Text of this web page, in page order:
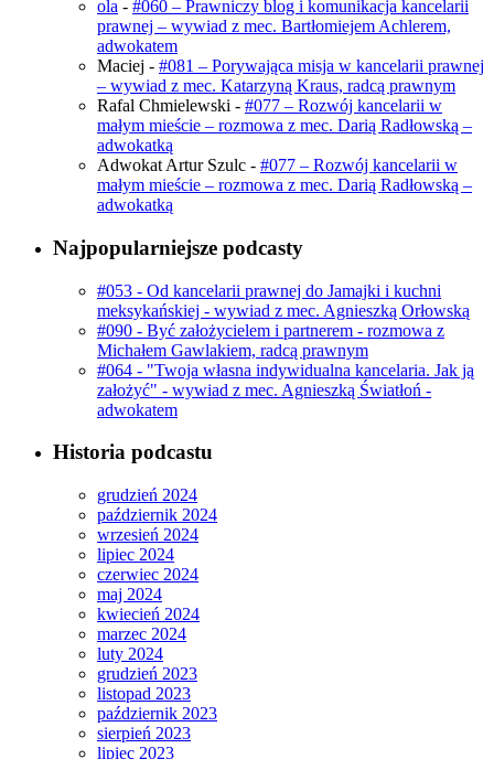
ola - #060 – Prawniczy blog i komunikacja kancelarii
prawnej – wywiad z mec. Bartłomiejem Achlerem,
adwokatem
Maciej - #081 – Porywająca misja w kancelarii prawnej
– wywiad z mec. Katarzyną Kraus, radcą prawnym
Rafal Chmielewski - #077 – Rozwój kancelarii w
małym mieście – rozmowa z mec. Darią Radłowską –
adwokatką
Adwokat Artur Szulc - #077 – Rozwój kancelarii w
małym mieście – rozmowa z mec. Darią Radłowską –
adwokatką
Najpopularniejsze podcasty
#053 - Od kancelarii prawnej do Jamajki i kuchni
meksykańskiej - wywiad z mec. Agnieszką Orłowską
#090 - Być założycielem i partnerem - rozmowa z
Michałem Gawlakiem, radcą prawnym
#064 - "Twoja własna indywidualna kancelaria. Jak ją
założyć" - wywiad z mec. Agnieszką Światłoń -
adwokatem
Historia podcastu
grudzień 2024
październik 2024
wrzesień 2024
lipiec 2024
czerwiec 2024
maj 2024
kwiecień 2024
marzec 2024
luty 2024
grudzień 2023
listopad 2023
październik 2023
sierpień 2023
lipiec 2023